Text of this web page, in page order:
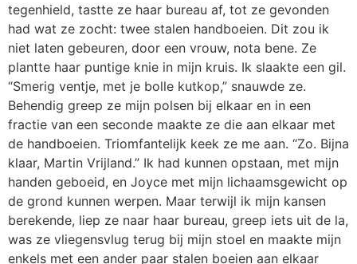
tegenhield, tastte ze haar bureau af, tot ze gevonden
had wat ze zocht: twee stalen handboeien. Dit zou ik
niet laten gebeuren, door een vrouw, nota bene. Ze
plantte haar puntige knie in mijn kruis. Ik slaakte een gil.
“Smerig ventje, met je bolle kutkop,” snauwde ze.
Behendig greep ze mijn polsen bij elkaar en in een
fractie van een seconde maakte ze die aan elkaar met
de handboeien. Triomfantelijk keek ze me aan. “Zo. Bijna
klaar, Martin Vrijland.” Ik had kunnen opstaan, met mijn
handen geboeid, en Joyce met mijn lichaamsgewicht op
de grond kunnen werpen. Maar terwijl ik mijn kansen
berekende, liep ze naar haar bureau, greep iets uit de la,
was ze vliegensvlug terug bij mijn stoel en maakte mijn
enkels met een ander paar stalen boeien aan elkaar